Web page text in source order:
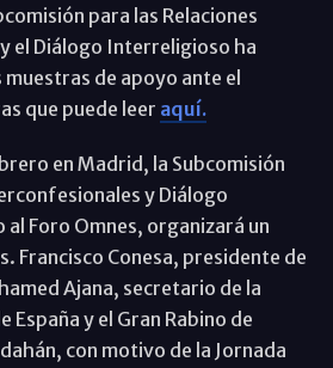
para las Relaciones
el Diálogo Interreligioso ha
de apoyo ante el
que puede leer aquí.
en Madrid, la Subcomisión
y Diálogo
Foro Omnes, organizará un
Francisco Conesa, presidente de
Ajana, secretario de la
España y el Gran Rabino de
con motivo de la Jornada